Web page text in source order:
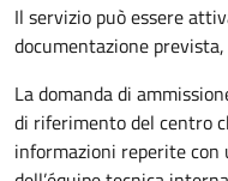
Il servizio può essere
documentazione
La domanda di
di riferimento del centro
informazioni reperite